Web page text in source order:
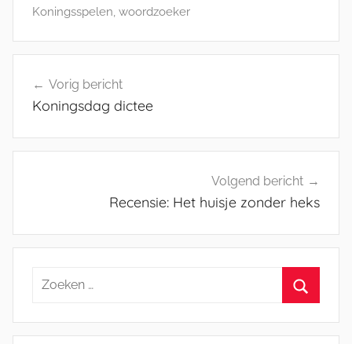
Koningsspelen, woordzoeker
navigatie
Vorig bericht
Koningsdag dictee
Volgend bericht
Recensie: Het huisje zonder heks
Zoeken